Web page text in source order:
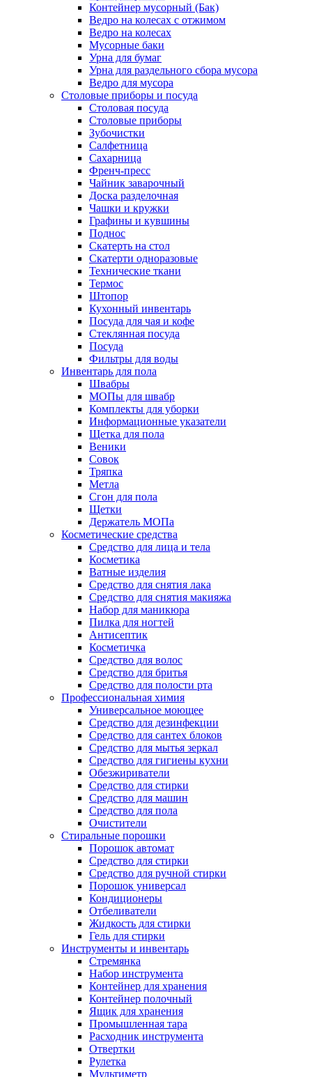
Контейнер мусорный (Бак)
Ведро на колесах с отжимом
Ведро на колесах
Мусорные баки
Урна для бумаг
Урна для раздельного сбора мусора
Ведро для мусора
Столовые приборы и посуда
Столовая посуда
Столовые приборы
Зубочистки
Салфетница
Сахарница
Френч-пресс
Чайник заварочный
Доска разделочная
Чашки и кружки
Графины и кувшины
Поднос
Скатерть на стол
Скатерти одноразовые
Технические ткани
Термос
Штопор
Кухонный инвентарь
Посуда для чая и кофе
Стеклянная посуда
Посуда
Фильтры для воды
Инвентарь для пола
Швабры
МОПы для швабр
Комплекты для уборки
Информационные указатели
Щетка для пола
Веники
Совок
Тряпка
Метла
Сгон для пола
Щетки
Держатель МОПа
Косметические средства
Средство для лица и тела
Косметика
Ватные изделия
Средство для снятия лака
Средство для снятия макияжа
Набор для маникюра
Пилка для ногтей
Антисептик
Косметичка
Средство для волос
Средство для бритья
Средство для полости рта
Профессиональная химия
Универсальное моющее
Средство для дезинфекции
Средство для сантех блоков
Средство для мытья зеркал
Средство для гигиены кухни
Обезжириватели
Средство для стирки
Средство для машин
Средство для пола
Очистители
Стиральные порошки
Порошок автомат
Средство для стирки
Средство для ручной стирки
Порошок универсал
Кондиционеры
Отбеливатели
Жидкость для стирки
Гель для стирки
Инструменты и инвентарь
Стремянка
Набор инструмента
Контейнер для хранения
Контейнер полочный
Ящик для хранения
Промышленная тара
Расходник инструмента
Отвертки
Рулетка
Мультиметр